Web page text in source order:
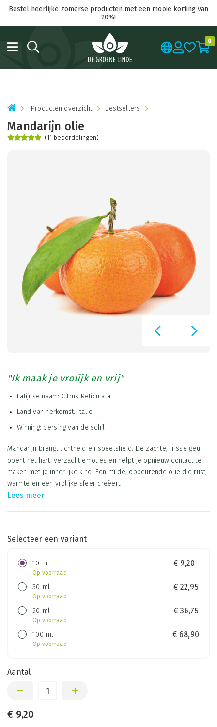
Bestel heerlijke zomerse producten met een mooie korting van
20%!
0
Producten overzicht Bestsellers
Mandarijn olie
(11 beoordelingen)
"Ik maak je vrolijk en vrij"
Latijnse naam: Citrus Reticulata
Land van herkomst: Italië
Winning: persing van de schil
Mandarijn brengt lichtheid en speelsheid. De zachte, frisse geur
opent het hart, verzacht emoties en helpt je opnieuw contact te
maken met je innerlijke kind. Een milde, opbeurende olie die rust,
warmte en een vrolijke sfeer creëert.
Lees meer
Selecteer een variant
10 ml
Op voorraad
€ 9,20
30 ml
Op voorraad
€ 22,95
50 ml
Op voorraad
€ 36,75
100 ml
Op voorraad
€ 68,90
Aantal
€ 9,20